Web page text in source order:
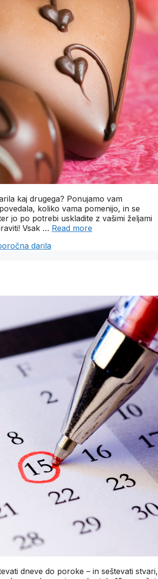
kaj drugega? Ponujamo vam
koliko vama pomenijo, in se
jo po potrebi uskladite z vašimi željami
Vsak … Read more
darila
dneve do poroke – in seštevati stvari,